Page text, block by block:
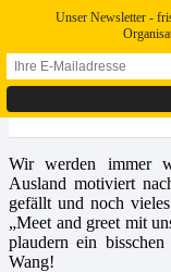
Wir werden immer
Ausland motiviert
gefällt und noch
„Meet and greet mit
plaudern ein
Wang!
Unser Newsletter -